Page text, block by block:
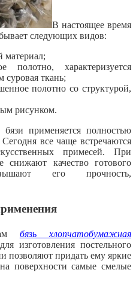
В настоящее время
следующих видов:
материал;
полотно, характеризуется
ткань;
полотно со структурой,
рисунком.
применяется полностью
все чаще встречаются
примесей. При
качество готового
его прочность,
бязь хлопчатобумажная
изготовления постельного
позволяют придать ему яркие
поверхности самые смелые